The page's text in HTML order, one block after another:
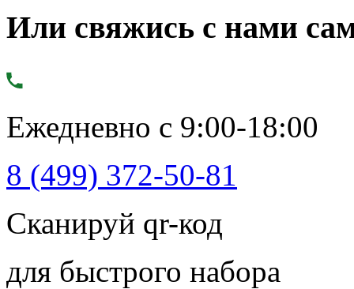
Или свяжись с нами
Ежедневно с 9:00-18:00
8 (499) 372-50-81
Сканируй qr-код
для быстрого набора